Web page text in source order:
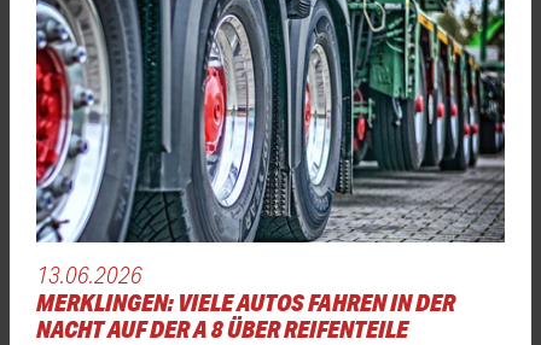
13.06.2026
MERKLINGEN: VIELE AUTOS FAHREN IN DER
NACHT AUF DER A 8 ÜBER REIFENTEILE